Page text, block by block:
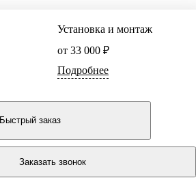
центра
Для АЗС
пансионата
0,6 м3/сут
2.4 м3/сут
Быстрый заказ
Заказать звонок
Установка и монтаж
от 33 000 ₽
Подробнее